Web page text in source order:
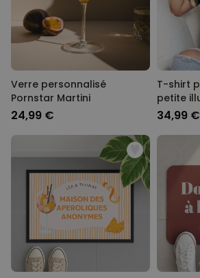
Verre personnalisé
Pornstar Martini
24,99 €
T-shirt
petite
34,99 €